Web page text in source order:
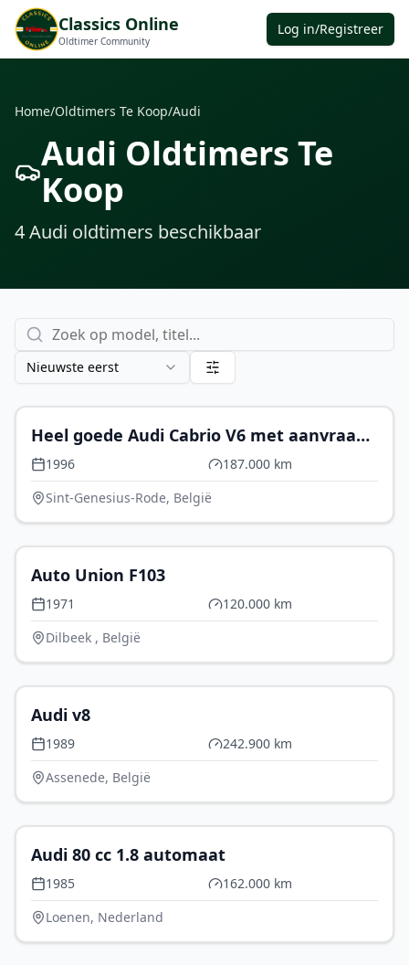
Classics Online
Oldtimer Community
Log in/Registreer
Home/Oldtimers Te Koop/Audi
Audi Oldtimers Te
Koop
4Audi oldtimers beschikbaar
Nieuwste eerst
Heel goede Audi Cabrio V6 met aanvraag
tot inschrijving
1996
187.000 km
Sint-Genesius-Rode, België
Auto Union F103
1971
120.000 km
Dilbeek , België
Audi v8
1989
242.900 km
Assenede, België
Audi 80 cc 1.8 automaat
1985
162.000 km
Loenen, Nederland